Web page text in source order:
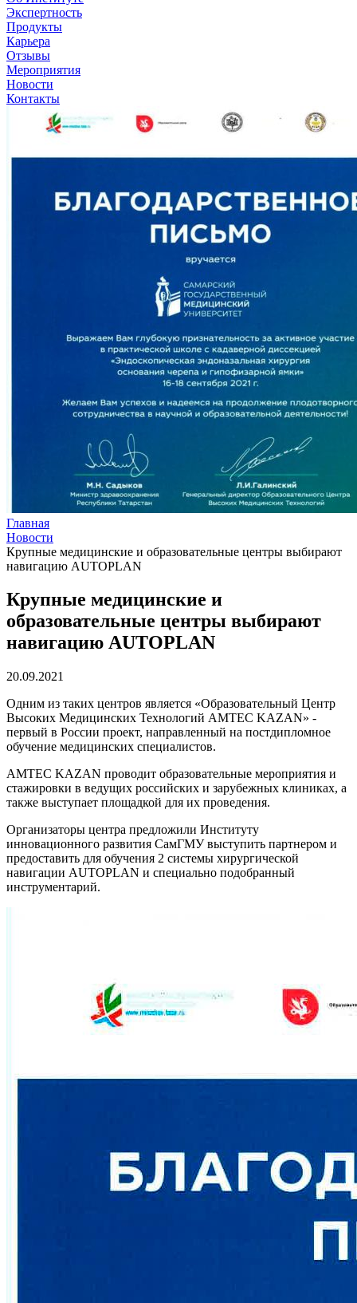
Экспертность
Продукты
Карьера
Отзывы
Мероприятия
Новости
Контакты
Главная
Новости
Крупные медицинские и образовательные центры выбирают
навигацию AUTOPLAN
Крупные медицинские и
образовательные центры выбирают
навигацию AUTOPLAN
20.09.2021
Одним из таких центров является «Образовательный Центр
Высоких Медицинских Технологий AMTEC KAZAN» -
первый в России проект, направленный на постдипломное
обучение медицинских специалистов.
AMTEC KAZAN проводит образовательные мероприятия и
стажировки в ведущих российских и зарубежных клиниках, а
также выступает площадкой для их проведения.
Организаторы центра предложили Институту
инновационного развития СамГМУ выступить партнером и
предоставить для обучения 2 системы хирургической
навигации AUTOPLAN и специально подобранный
инструментарий.